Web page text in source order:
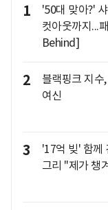
1
'50대 맞아?'
컷아웃까지...
Behind]
2
블랙핑크 지수
여신
3
'17억 빚' 함께
그리 "제가 챙